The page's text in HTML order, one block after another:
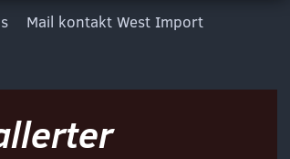
Mail kontakt West Import